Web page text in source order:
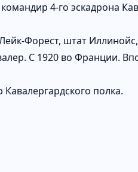
4-го эскадрона
Форест, штат
С 1920 во Франции.
полка.